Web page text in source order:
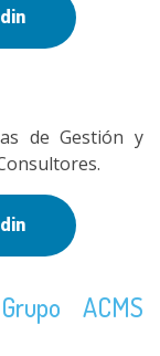
de Gestión y
ACMS